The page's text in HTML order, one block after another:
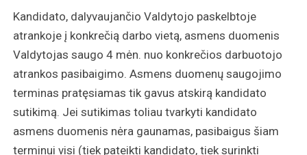
Kandidato, dalyvaujančio Valdytojo paskelbtoje
atrankoje į konkrečią darbo vietą, asmens duomenis
Valdytojas saugo 4 mėn. nuo konkrečios darbuotojo
atrankos pasibaigimo. Asmens duomenų saugojimo
terminas pratęsiamas tik gavus atskirą kandidato
sutikimą. Jei sutikimas toliau tvarkyti kandidato
asmens duomenis nėra gaunamas, pasibaigus šiam
terminui visi (tiek pateikti kandidato, tiek surinkti